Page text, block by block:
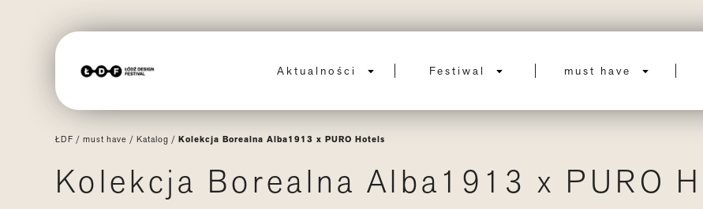
Aktualności Festiwal must have
ŁDF / must have / Katalog / Kolekcja Borealna Alba1913 x PURO Hotels
Kolekcja Borealna Alba1913 x PURO